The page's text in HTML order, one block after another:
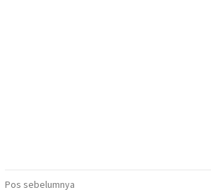
Pos sebelumnya